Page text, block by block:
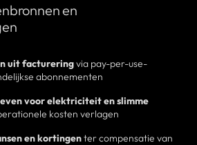
en
uit factureringvia pay-per-use-
abonnementen
voor elektriciteit en slimme
kosten verlagen
en kortingenter compensatie van